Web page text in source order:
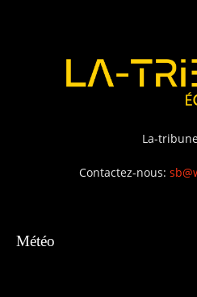
La-
Contactez-nous:
Météo